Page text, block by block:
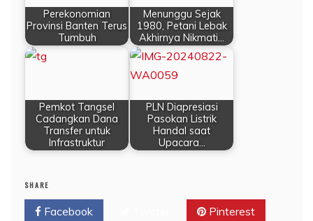
Perekonomian
Provinsi Banten Terus
Tumbuh
Menunggu Sejak
1980, Petani Lebak
Akhirnya Nikmati…
Pemkot Tangsel
Cadangkan Dana
Transfer untuk
Infrastruktur
PLN Diapresiasi
Pasokan Listrik
Handal saat
Upacara…
SHARE
Facebook Pinterest